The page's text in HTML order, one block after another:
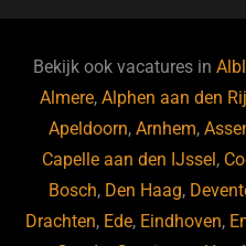
b
o
o
k
ky dI
n
Bekijk ook vacatures in
Almere,Alphen aan den
Apeldoorn,Arnhem,
Capelle aan den IJssel,
Bosch, Den Haag,
Drachten, Ede, Eindhoven,